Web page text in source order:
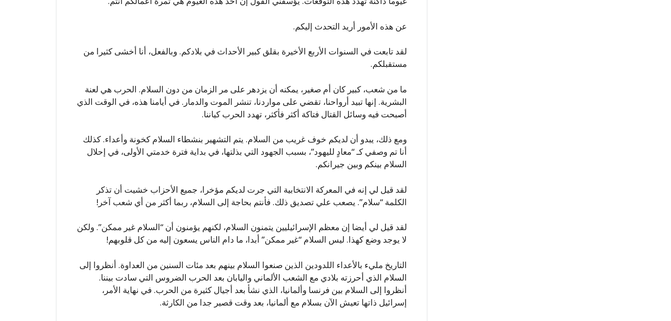
عن هذه الأمور أريد التحدث إليكم.
لقد تابعت في السنوات الأربع الأخيرة بقلق كبير الأحداث في بلادكم. وبالفعل، أنا أخشى كثيرا من
مستقبلكم.
ما من شعب، كبير كان أم صغير، يمكنه أن يزدهر على مر الزمان من دون السلام. الحرب هي لعنة
البشرية. إنها تبيد أرواحنا، تقضي على مواردنا، تنشر الموت والدمار. في أيامنا هذه، في الوقت الذي
أصبحت فيه وسائل القتال فتاكة أكثر فأكثر، تهدد الحرب كياننا.
ومع ذلك، يبدو أن لديكم خوف غريب من السلام. يتم التشهير بنشطاء السلام كخونة وأعداء. كذلك
أنا تم وصفي كـ “معادٍ لليهود”، بسبب الجهود التي بذلتها، في بداية فترة خدمتي الأولى، في إحلال
السلام بينكم وبين جيرانكم.
لقد قيل لي إنه في المعركة الانتخابية التي جرت لديكم مؤخرا، جميع الأحزاب خشيت أن تذكر
الكلمة “سلام”. يصعب علي تصديق ذلك. فأنتم بحاجة إلى السلام، ربما أكثر من أي شعب آخر!
لقد قيل لي أيضا إن معظم الإسرائيليين يتمنون السلام، لكنهم يؤمنون أن “السلام غير ممكن”. ولكن
لا يوجد وضع كهذا. ليس السلام “غير ممكن” أبدا، ما دام الناس يسعون إليه من كل قلوبهم!
التاريخ مليء بالأعداء اللدودين الذين صنعوا السلام بينهم بعد مئات السنين من العداوة. أنظروا إلى
السلام الذي أحرزته بلادي مع الشعب الألماني واليابان بعد الحرب الضروس التي سادت بيننا.
أنظروا إلى السلام بين فرنسا وألمانيا، الذي نشأ بعد أجيال كثيرة من الحرب. في نهاية الأمر،
إسرائيل ذاتها تعيش الآن بسلام مع ألمانيا، بعد وقت قصير جدا من الكارثة.